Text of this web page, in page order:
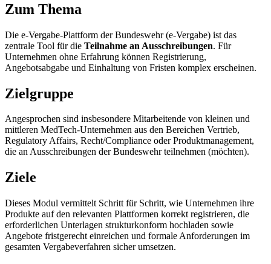
Zum Thema
Die e-Vergabe-Plattform der Bundeswehr (e-Vergabe) ist das
zentrale Tool für die Teilnahme an Ausschreibungen. Für
Unternehmen ohne Erfahrung können Registrierung,
Angebotsabgabe und Einhaltung von Fristen komplex erscheinen.
Zielgruppe
Angesprochen sind insbesondere Mitarbeitende von kleinen und
mittleren MedTech-Unternehmen aus den Bereichen Vertrieb,
Regulatory Affairs, Recht/Compliance oder Produktmanagement,
die an Ausschreibungen der Bundeswehr teilnehmen (möchten).
Ziele
Dieses Modul vermittelt Schritt für Schritt, wie Unternehmen ihre
Produkte auf den relevanten Plattformen korrekt registrieren, die
erforderlichen Unterlagen strukturkonform hochladen sowie
Angebote fristgerecht einreichen und formale Anforderungen im
gesamten Vergabeverfahren sicher umsetzen.